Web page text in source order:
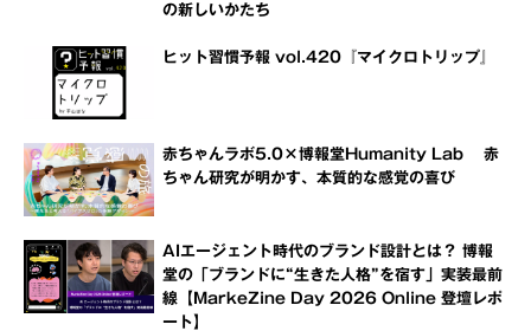
の新しいかたち
ヒット習慣予報 vol.420『マイクロトリップ』
赤ちゃんラボ5.0×博報堂Humanity Lab 赤
ちゃん研究が明かす、本質的な感覚の喜び
AIエージェント時代のブランド設計とは？ 博報
堂の「ブランドに“生きた人格”を宿す」実装最前
線【MarkeZine Day 2026 Online 登壇レポ
ート】